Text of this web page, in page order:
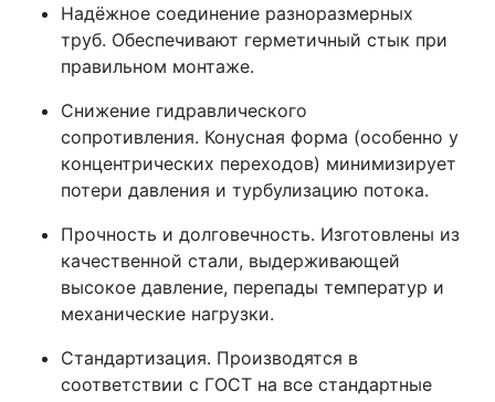
Надёжное соединение разноразмерных
труб. Обеспечивают герметичный стык при
правильном монтаже.
Снижение гидравлического
сопротивления. Конусная форма (особенно у
концентрических переходов) минимизирует
потери давления и турбулизацию потока.
Прочность и долговечность. Изготовлены из
качественной стали, выдерживающей
высокое давление, перепады температур и
механические нагрузки.
Стандартизация. Производятся в
соответствии с ГОСТ на все стандартные